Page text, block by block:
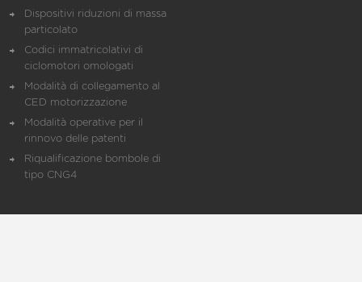
Dispositivi riduzioni di massa
particolato
Codici immatricolativi di
ciclomotori omologati
Modalità di collegamento al
CED motorizzazione
Modalità operative per il
rinnovo delle patenti
Riqualificazione bombole di
tipo CNG4